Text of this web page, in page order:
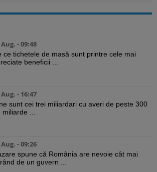
Aug. - 09:48
ce tichetele de masă sunt printre cele mai
beneficii ...
Aug. - 16:47
sunt cei trei miliardari cu averi de peste 300
miliarde ...
Aug. - 09:26
spune că România are nevoie cât mai
de un guvern ...